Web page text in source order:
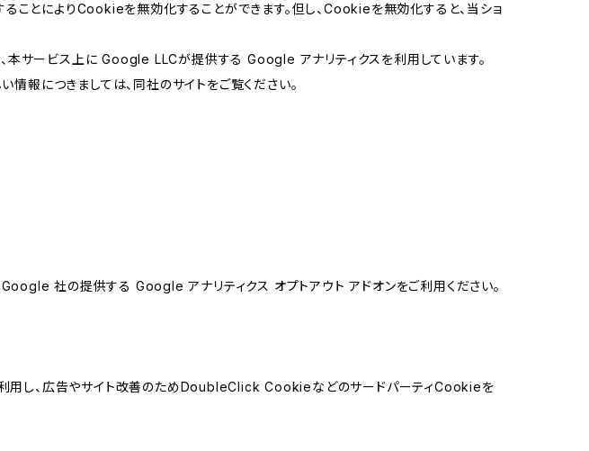
ことによりCookieを無効化することができます。但し、Cookieを無効化すると、当ショ
本サービス上に Google LLCが提供する Google アナリティクスを利用しています。
報につきましては、同社のサイトをご覧ください。
社の提供する Google アナリティクス オプトアウト アドオンをご利用ください。
用し、広告やサイト改善のためDoubleClick CookieなどのサードパーティCookieを